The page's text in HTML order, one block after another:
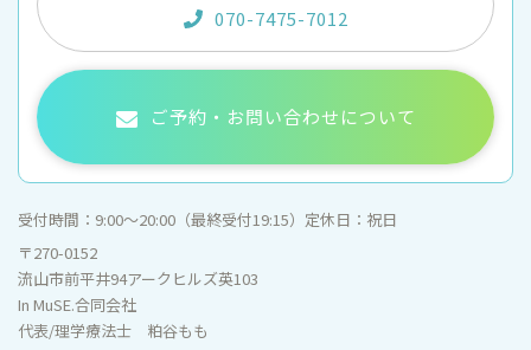
070-7475-7012
ご予約・お問い合わせについて
受付時間： 9:00〜20:00（最終受付19:15） 定休日： 祝日
〒270-0152
流山市前平井94アークヒルズ英103
In MuSE.合同会社
代表/理学療法士 粕谷もも